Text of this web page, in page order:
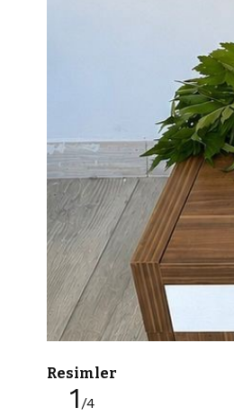
Resimler
1 /4